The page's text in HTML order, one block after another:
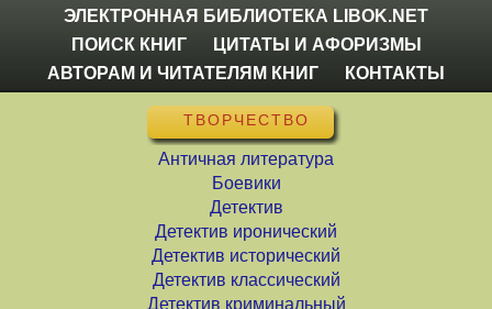
ЭЛЕКТРОННАЯ БИБЛИОТЕКА LIBOK.NET
ПОИСК КНИГ
ЦИТАТЫ И АФОРИЗМЫ
АВТОРАМ И ЧИТАТЕЛЯМ КНИГ
КОНТАКТЫ
ТВОРЧЕСТВО
Античная литература
Боевики
Детектив
Детектив иронический
Детектив исторический
Детектив классический
Детектив криминальный